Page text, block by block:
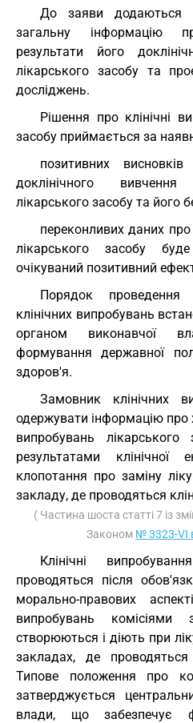
До заяви додаються
загальну інформацію
результати його
лікарського засобу та
досліджень.
Рішення про клінічні
засобу приймається за
позитивних висновків
доклінічного
лікарського засобу та його
переконливих даних про
лікарського засобу
очікуваний позитивний
Порядок проведення
клінічних випробувань
органом виконавчої
формування державної
здоров'я.
Замовник клінічних
одержувати інформацію про
випробувань
результатами клінічної
клопотання про заміну
закладу, де проводяться
( Частина шоста статті 7 із
Законом № 3323-VI
Клінічні
проводяться після
морально-правових
випробувань
створюються і діють при
закладах, де проводяться
Типове положення про
затверджується
влади, що забезпечує